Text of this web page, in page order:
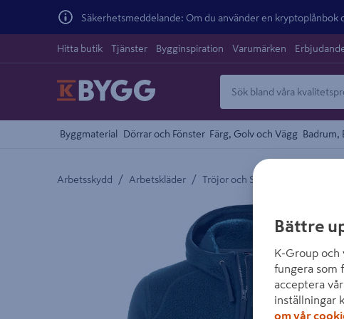
Säkerhetsmeddelande: Om du använder en kryptoplånbok
Hitta butik Tjänster Bygginspiration Varumärken
Byggmaterial Dörrar och Fönster Färg, Golv och Vägg Badrum,
Arbetsskydd / Arbetskläder / Tröjor och Skjortor
Detaljerad beskrivning finns i
Bättre
K-Group och
fungera som
acceptera
inställningar
om vår